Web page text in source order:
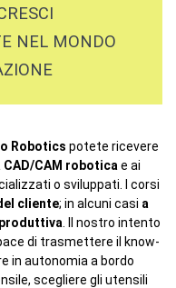
NEL MONDO
Robotics potete ricevere
CAM robotica e ai
o sviluppati. I corsi
cliente; in alcuni casi a
. Il nostro intento
di trasmettere il know-
in autonomia a bordo
scegliere gli utensili